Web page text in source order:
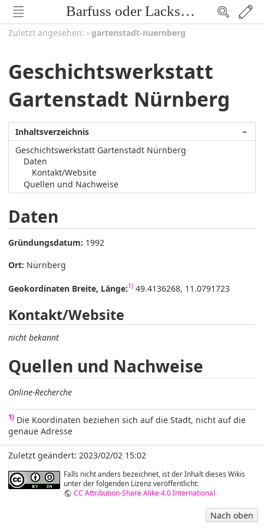
Barfuss oder Lackschuh
Nach oben
Zuletzt angesehen: › gartenstadt-nuernberg
Geschichtswerkstatt
Gartenstadt Nürnberg
−
Inhaltsverzeichnis
Geschichtswerkstatt Gartenstadt Nürnberg
Daten
Kontakt/Website
Quellen und Nachweise
Daten
Gründungsdatum: 1992
Ort: Nürnberg
Geokordinaten Breite, Länge:1) 49.4136268, 11.0791723
Kontakt/Website
nicht bekannt
Quellen und Nachweise
Online-Recherche
1) Die Koordinaten beziehen sich auf die Stadt, nicht auf die
genaue Adresse
Zuletzt geändert: 2023/02/02 15:02
Falls nicht anders bezeichnet, ist der Inhalt dieses Wikis
unter der folgenden Lizenz veröffentlicht:
CC Attribution-Share Alike 4.0 International